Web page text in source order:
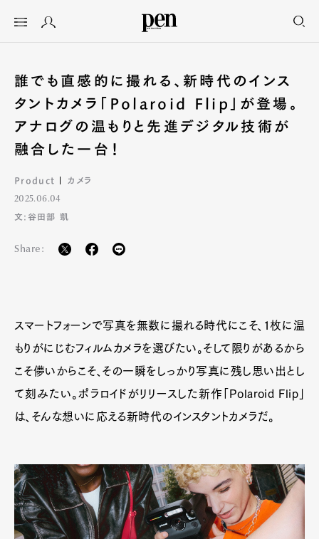
誰でも直感的に撮れる、新時代のインス
タントカメラ「Polaroid Flip」が登場。
アナログの温もりと先進デジタル技術が
融合した一台！
Product カメラ
2025.06.04
文:谷田部 凱
Share:
スマートフォーンで写真を無数に撮れる時代にこそ、1枚に温
もりがにじむフィルムカメラを選びたい。そして限りがあるから
こそ儚いからこそ、その一瞬をしっかり写真に残し思い出とし
て刻みたい。ポラロイドがリリースした新作「Polaroid Flip」
は、そんな想いに応える新時代のインスタントカメラだ。